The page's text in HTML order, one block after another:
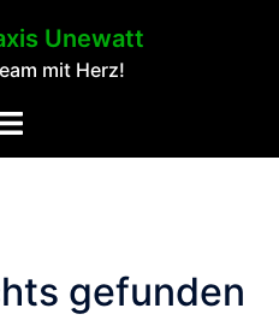
Unewatt
mit Herz!
gefunden